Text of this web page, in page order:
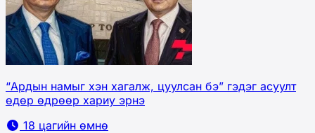
“Ардын намыг хэн хагалж, цуулсан бэ” гэдэг асуулт
өдөр өдрөөр хариу эрнэ
18 цагийн өмнө